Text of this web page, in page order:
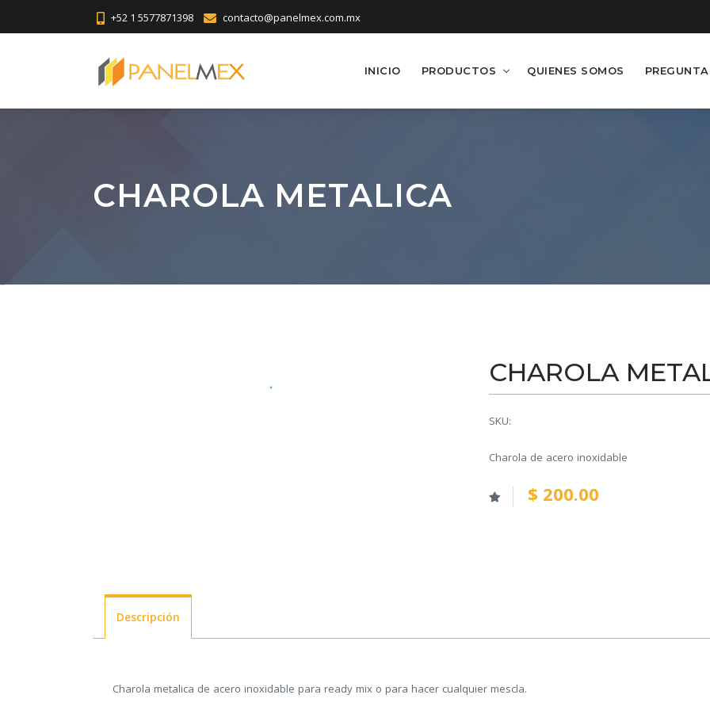
+52 1 5577871398 contacto@panelmex.com.mx
INICIO PRODUCTOS QUIENES SOMOS
CHAROLA METALICA
CHAROLA
SKU:
Charola de acero inoxidable
$ 200.00
Descripción
Charola metalica de acero inoxidable para ready mix o para hacer cualquier mescla.